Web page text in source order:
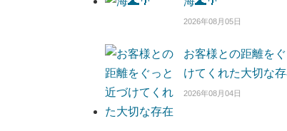
2026年08月05日
お客様との距離を
けてくれた大切な
2026年08月04日